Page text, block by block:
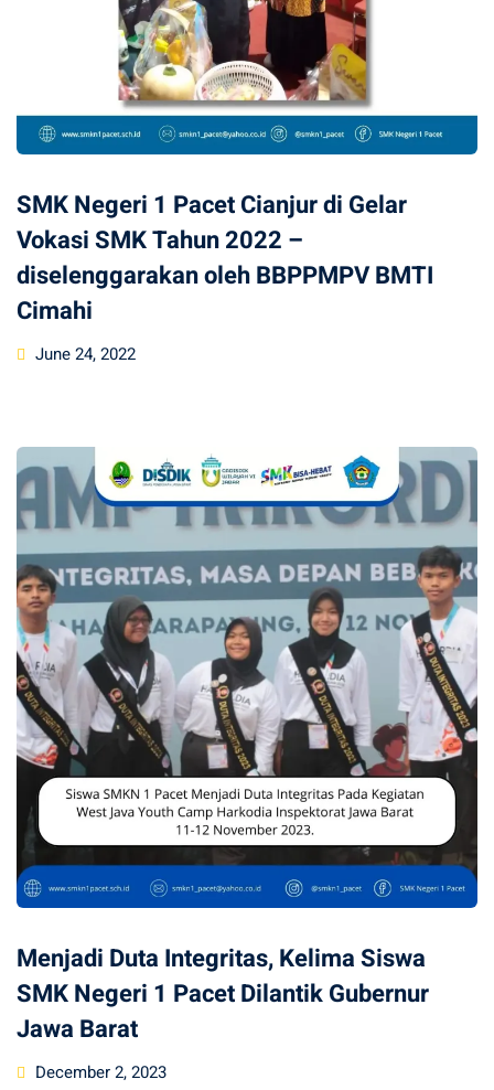
SMK Negeri 1 Pacet Cianjur di Gelar
Vokasi SMK Tahun 2022 –
diselenggarakan oleh BBPPMPV BMTI
Cimahi
Posted
June 24, 2022
Menjadi Duta Integritas, Kelima Siswa
SMK Negeri 1 Pacet Dilantik Gubernur
Jawa Barat
Posted
December 2, 2023